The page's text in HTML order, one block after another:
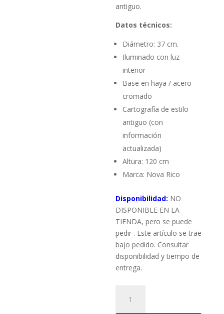
antiguo.
Datos técnicos:
Diámetro: 37 cm.
Iluminado con luz
interior
Base en haya / acero
cromado
Cartografía de estilo
antiguo (con
información
actualizada)
Altura: 120 cm
Marca: Nova Rico
Disponibilidad: NO
DISPONIBLE EN LA
TIENDA, pero se puede
pedir . Este artículo se trae
bajo pedido. Consultar
disponibilidad y tiempo de
entrega.
terráqueo